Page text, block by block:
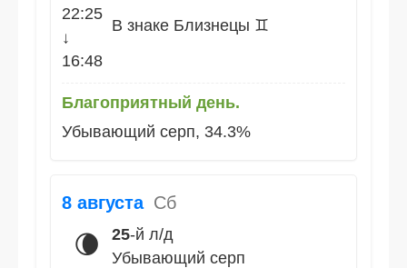
22:25
↓
16:48
В знаке Близнецы ♊
Благоприятный день.
Убывающий серп, 34.3%
8 августа Сб
🌘 25-й л/д
Убывающий серп